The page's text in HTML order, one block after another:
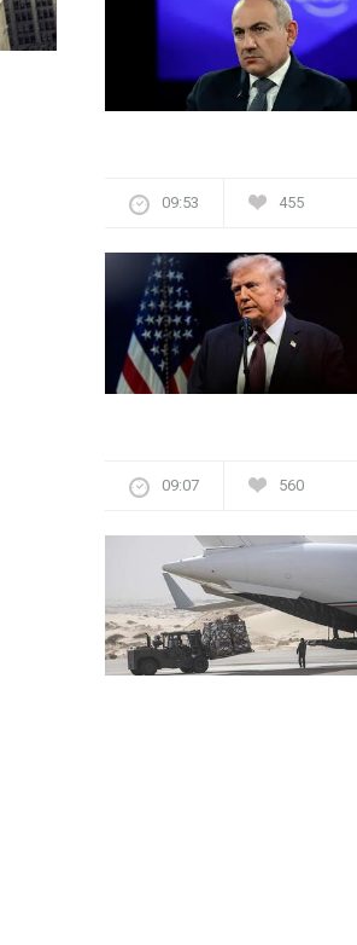
09:53 455
09:07 560